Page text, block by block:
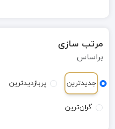
مرتب سازی
براساس
جدیدترین پربازدیدترین
گران‌ترین